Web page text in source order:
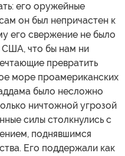
его оружейные
он был непричастен к
его свержение не было
что бы нам ни
превратить
море проамериканских
было несложно
ничтожной угрозой
силы столкнулись с
поднявшимся
Его поддержали как